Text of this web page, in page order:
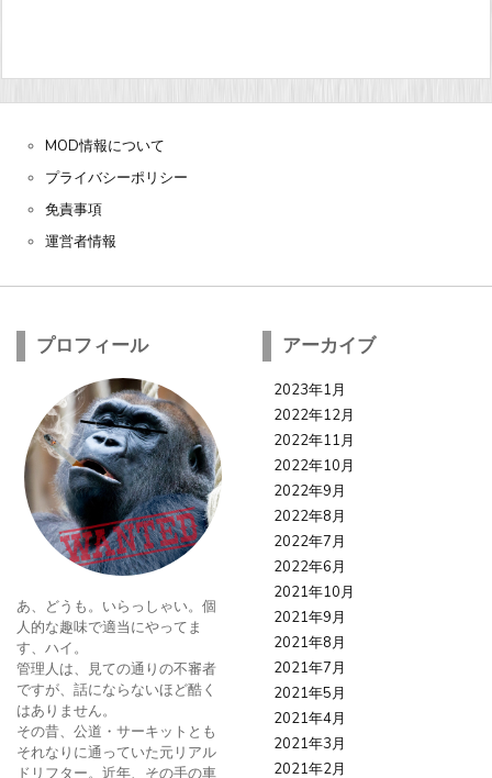
MOD情報について
プライバシーポリシー
免責事項
運営者情報
プロフィール
あ、どうも。いらっしゃい。個
人的な趣味で適当にやってま
す、ハイ。
管理人は、見ての通りの不審者
ですが、話にならないほど酷く
はありません。
その昔、公道・サーキットとも
それなりに通っていた元リアル
ドリフター。近年、その手の車
アーカイブ
2023年1月
2022年12月
2022年11月
2022年10月
2022年9月
2022年8月
2022年7月
2022年6月
2021年10月
2021年9月
2021年8月
2021年7月
2021年5月
2021年4月
2021年3月
2021年2月